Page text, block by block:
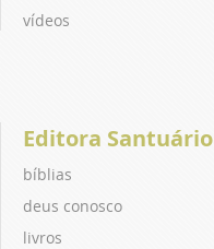
vídeos
Editora Santuário
bíblias
deus conosco
livros